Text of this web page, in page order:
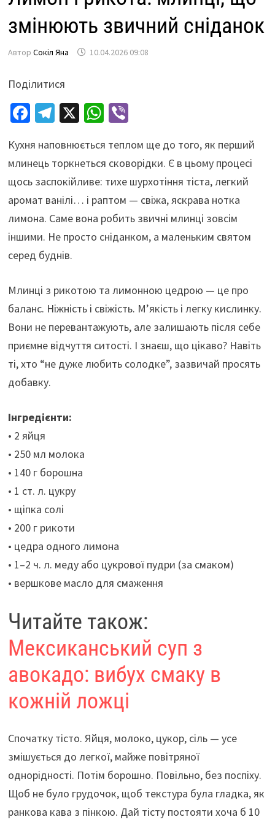
змінюють звичний сніданок
Автор Сокіл Яна 10.04.2026 09:08
Поділитися
Fa
b
o
o
k
Te
gr
a
m
X W
at
sA
p
p
Vi
er
Кухня наповнюється теплом ще до того, як перший
млинець торкнеться сковорідки. Є в цьому процесі
щось заспокійливе: тихе шурхотіння тіста, легкий
аромат ванілі… і раптом — свіжа, яскрава нотка
лимона. Саме вона робить звичні млинці зовсім
іншими. Не просто сніданком, а маленьким святом
серед буднів.
Млинці з рикотою та лимонною цедрою — це про
баланс. Ніжність і свіжість. М’якість і легку кислинку.
Вони не перевантажують, але залишають після себе
приємне відчуття ситості. І знаєш, що цікаво? Навіть
ті, хто “не дуже любить солодке”, зазвичай просять
добавку.
Інгредієнти:
• 2 яйця
• 250 мл молока
• 140 г борошна
• 1 ст. л. цукру
• щіпка солі
• 200 г рикоти
• цедра одного лимона
• 1–2 ч. л. меду або цукрової пудри (за смаком)
• вершкове масло для смаження
Читайте також:
Мексиканський суп з
авокадо: вибух смаку в
кожній ложці
Спочатку тісто. Яйця, молоко, цукор, сіль — усе
змішується до легкої, майже повітряної
однорідності. Потім борошно. Повільно, без поспіху.
Щоб не було грудочок, щоб текстура була гладка, як
ранкова кава з пінкою. Дай тісту постояти хоча б 10